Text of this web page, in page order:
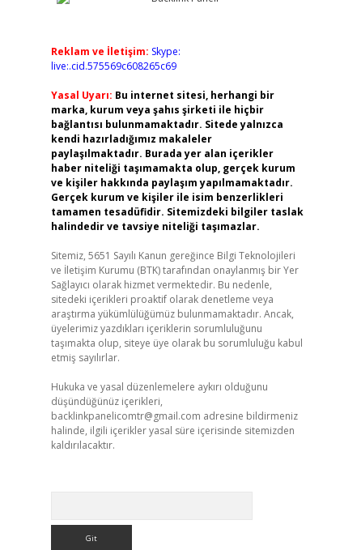
Reklam ve İletişim: Skype:
live:.cid.575569c608265c69
Yasal Uyarı: Bu internet sitesi, herhangi bir
marka, kurum veya şahıs şirketi ile hiçbir
bağlantısı bulunmamaktadır. Sitede yalnızca
kendi hazırladığımız makaleler
paylaşılmaktadır. Burada yer alan içerikler
haber niteliği taşımamakta olup, gerçek kurum
ve kişiler hakkında paylaşım yapılmamaktadır.
Gerçek kurum ve kişiler ile isim benzerlikleri
tamamen tesadüfidir. Sitemizdeki bilgiler taslak
halindedir ve tavsiye niteliği taşımazlar.
Sitemiz, 5651 Sayılı Kanun gereğince Bilgi Teknolojileri
ve İletişim Kurumu (BTK) tarafından onaylanmış bir Yer
Sağlayıcı olarak hizmet vermektedir. Bu nedenle,
sitedeki içerikleri proaktif olarak denetleme veya
araştırma yükümlülüğümüz bulunmamaktadır. Ancak,
üyelerimiz yazdıkları içeriklerin sorumluluğunu
taşımakta olup, siteye üye olarak bu sorumluluğu kabul
etmiş sayılırlar.
Hukuka ve yasal düzenlemelere aykırı olduğunu
düşündüğünüz içerikleri,
backlinkpanelicomtr@gmail.com adresine bildirmeniz
halinde, ilgili içerikler yasal süre içerisinde sitemizden
kaldırılacaktır.